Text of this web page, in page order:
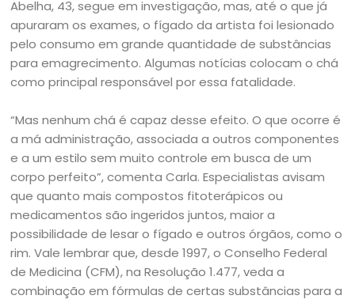
Abelha, 43, segue em investigação, mas, até o que já
apuraram os exames, o fígado da artista foi lesionado
pelo consumo em grande quantidade de substâncias
para emagrecimento. Algumas notícias colocam o chá
como principal responsável por essa fatalidade.
“Mas nenhum chá é capaz desse efeito. O que ocorre é
a má administração, associada a outros componentes
e a um estilo sem muito controle em busca de um
corpo perfeito”, comenta Carla. Especialistas avisam
que quanto mais compostos fitoterápicos ou
medicamentos são ingeridos juntos, maior a
possibilidade de lesar o fígado e outros órgãos, como o
rim. Vale lembrar que, desde 1997, o Conselho Federal
de Medicina (CFM), na Resolução 1.477, veda a
combinação em fórmulas de certas substâncias para a